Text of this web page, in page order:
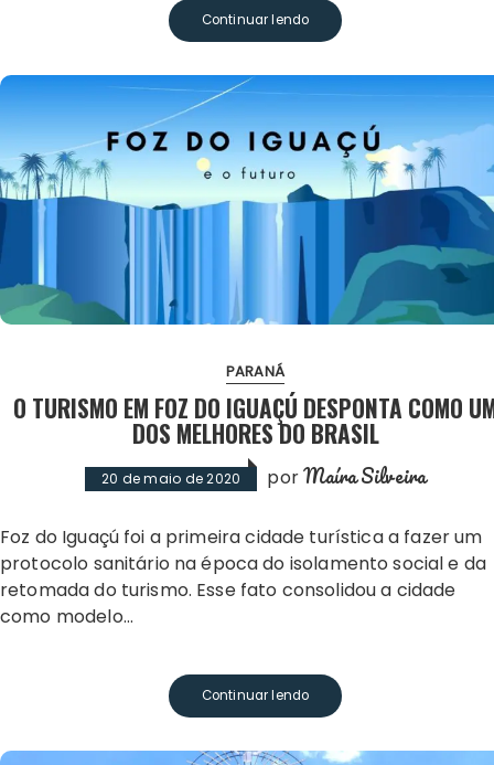
Continuar lendo
PARANÁ
O TURISMO EM FOZ DO IGUAÇÚ DESPONTA COMO
DOS MELHORES DO BRASIL
20 de maio de 2020 porMaíra Silveira
Foz do Iguaçú foi a primeira cidade turística a fazer um
protocolo sanitário na época do isolamento social e da
retomada do turismo. Esse fato consolidou a cidade
como modelo…
Continuar lendo